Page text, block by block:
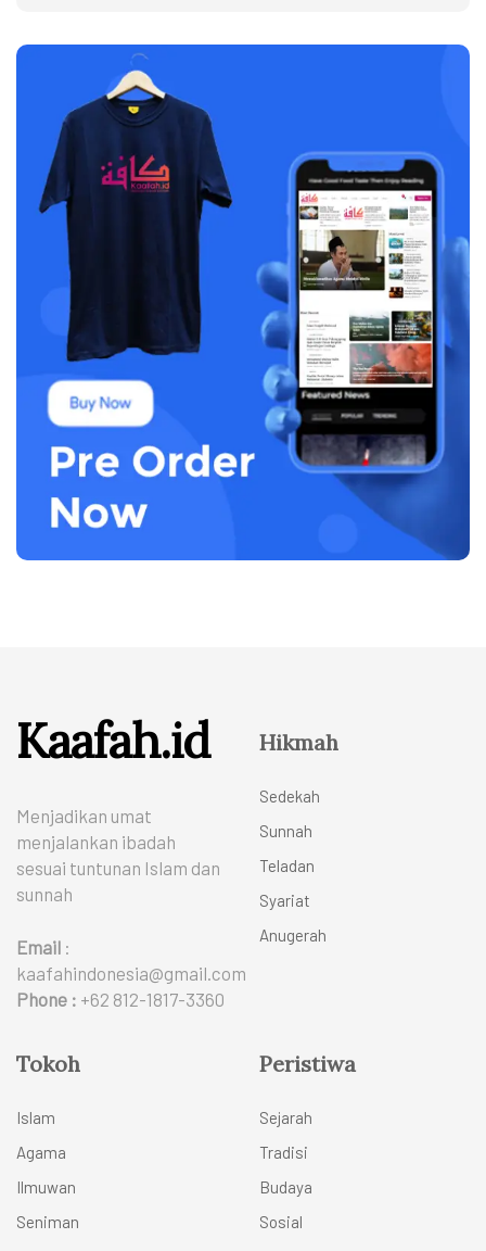
Kaafah.id
Menjadikan umat
menjalankan ibadah
sesuai tuntunan Islam dan
sunnah
Email :
kaafahindonesia@gmail.com
Phone : +62 812-1817-3360
Hikmah
Sedekah
Sunnah
Teladan
Syariat
Anugerah
Tokoh
Islam
Agama
Ilmuwan
Seniman
Peristiwa
Sejarah
Tradisi
Budaya
Sosial